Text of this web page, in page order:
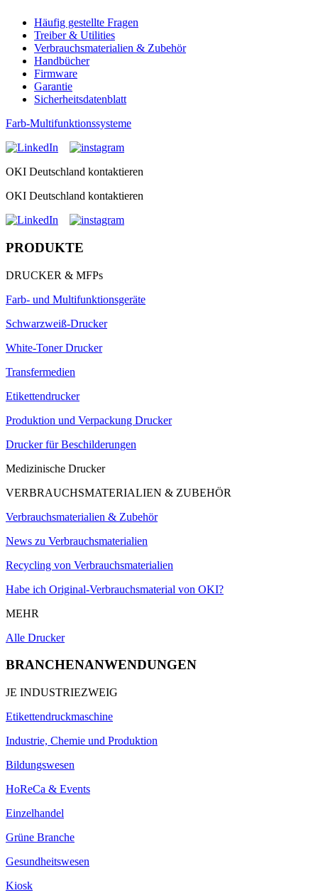
Häufig gestellte Fragen
Treiber & Utilities
Verbrauchsmaterialien & Zubehör
Handbücher
Firmware
Garantie
Sicherheitsdatenblatt
Farb-Multifunktionssysteme
OKI Deutschland kontaktieren
OKI Deutschland kontaktieren
PRODUKTE
DRUCKER & MFPs
Farb- und Multifunktionsgeräte
Schwarzweiß-Drucker
White-Toner Drucker
Transfermedien
Etikettendrucker
Produktion und Verpackung Drucker
Drucker für Beschilderungen
Medizinische Drucker
VERBRAUCHSMATERIALIEN & ZUBEHÖR
Verbrauchsmaterialien & Zubehör
News zu Verbrauchsmaterialien
Recycling von Verbrauchsmaterialien
Habe ich Original-Verbrauchsmaterial von OKI?
MEHR
Alle Drucker
BRANCHENANWENDUNGEN
JE INDUSTRIEZWEIG
Etikettendruckmaschine
Industrie, Chemie und Produktion
Bildungswesen
HoReCa & Events
Einzelhandel
Grüne Branche
Gesundheitswesen
Kiosk